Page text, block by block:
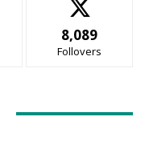
8,089
Follovers